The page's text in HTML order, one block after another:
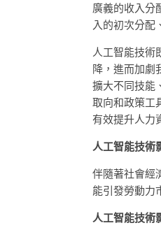
廣義的收入分
入的初次分配
人工智能技術
降，進而加劇
擴大不同技能
取向和政策工
有效提升人力
人工智能技術
伴隨著社會經
能引發勞動力
人工智能技術